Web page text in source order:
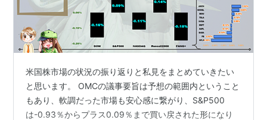
米国株市場の状況の振り返りと私見をまとめていきたい
と思います。 OMCの議事要旨は予想の範囲内ということ
もあり、軟調だった市場も安心感に繋がり、S&P500
は-0.93％からプラス0.09％まで買い戻された形になり